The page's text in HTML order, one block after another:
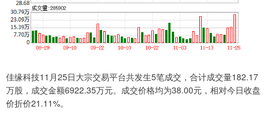
佳缘科技11月25日大宗交易平台共发生5笔成交，合计成交量182.17
万股，成交金额6922.35万元。成交价格均为38.00元，相对今日收盘
价折价21.11%。